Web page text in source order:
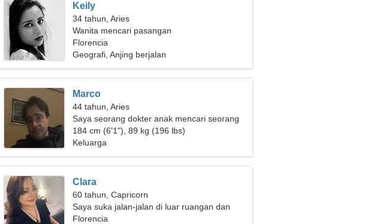
Keily
34 tahun, Aries
Wanita mencari pasangan
Florencia
Geografi, Anjing berjalan
Marco
44 tahun, Aries
Saya seorang dokter anak mencari seorang
wanita yang menarik
184 cm (6'1"), 89 kg (196 lbs)
Keluarga
Clara
60 tahun, Capricorn
Saya suka jalan-jalan di luar ruangan dan
konser
Florencia